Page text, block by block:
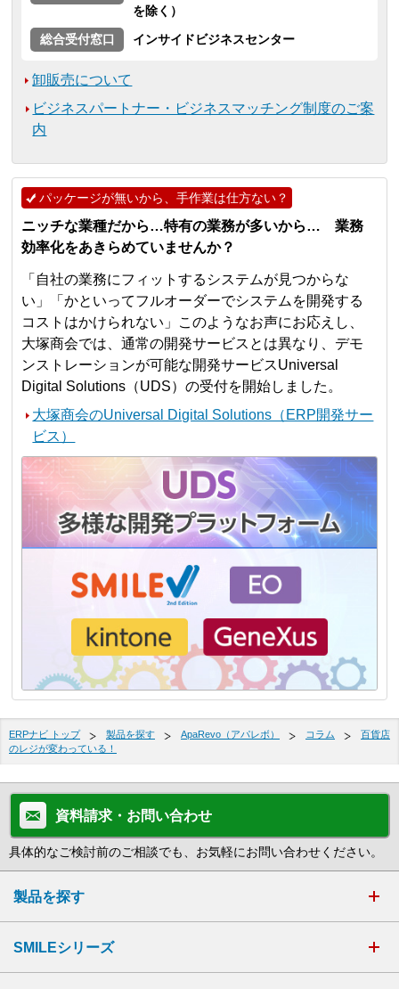
を除く）
総合受付窓口
インサイドビジネスセンター
卸販売について
ビジネスパートナー・ビジネスマッチング制度のご案
内
パッケージが無いから、手作業は仕方ない？
ニッチな業種だから…特有の業務が多いから… 業務
効率化をあきらめていませんか？
「自社の業務にフィットするシステムが見つからな
い」「かといってフルオーダーでシステムを開発する
コストはかけられない」このようなお声にお応えし、
大塚商会では、通常の開発サービスとは異なり、デモ
ンストレーションが可能な開発サービスUniversal
Digital Solutions（UDS）の受付を開始しました。
大塚商会のUniversal Digital Solutions（ERP開発サー
ビス）
ERPナビ トップ 製品を探す ApaRevo（アパレボ） コラム
百貨店
のレジが変わっている！
資料請求・お問い合わせ
具体的なご検討前のご相談でも、お気軽にお問い合わせください。
製品を探す
SMILEシリーズ